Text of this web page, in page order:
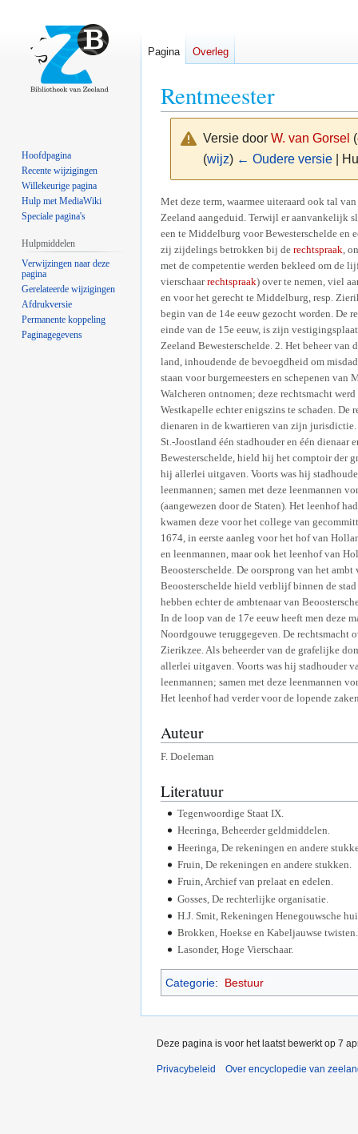
Rentmeester
Versie door W. van Gorsel (
(wijz) ← Oudere versie|
Naar
navigatie
springen
Naar
zoeken
springen
Met deze term, waarmee uiteraard ook tal
Zeeland aangeduid. Terwijl er aanvankelijk
een te Middelburg voor Bewesterschelde en
zij zijdelings betrokken bij de rechtspraak ,
met de competentie werden bekleed om de
vierschaarrechtspraak) over te nemen, viel
en voor het gerecht te Middelburg, resp.
begin van de 14e eeuw gezocht worden. De
einde van de 15e eeuw, is zijn
Zeeland Bewesterschelde. 2. Het beheer
land, inhoudende de bevoegdheid om
staan voor burgemeesters en schepenen
Walcheren ontnomen; deze rechtsmacht
Westkapelle echter enigszins te schaden.
dienaren in de kwartieren van zijn jurisdictie.
St.-Joostland één stadhouder en één
Bewesterschelde, hield hij het comptoir der
hij allerlei uitgaven. Voorts was hij
leenmannen; samen met deze leenmannen
(aangewezen door de Staten). Het leenhof
kwamen deze voor het college van
1674, in eerste aanleg voor het hof van
en leenmannen, maar ook het leenhof van
Beoosterschelde. De oorsprong van het
Beoosterschelde hield verblijf binnen de
hebben echter de ambtenaar van
In de loop van de 17e eeuw heeft men deze
Noordgouwe teruggegeven. De rechtsmacht
Zierikzee. Als beheerder van de grafelijke
allerlei uitgaven. Voorts was hij stadhouder
leenmannen; samen met deze leenmannen
Het leenhof had verder voor de lopende
Auteur
F. Doeleman
Literatuur
Tegenwoordige Staat IX.
Heeringa, Beheerder geldmiddelen.
Heeringa, De rekeningen en andere
Fruin, De rekeningen en andere stukken.
Fruin, Archief van prelaat en edelen.
Gosses, De rechterlijke organisatie.
H.J. Smit, Rekeningen Henegouwsche
Brokken, Hoekse en Kabeljauwse twisten.
Lasonder, Hoge Vierschaar.
Categorie: Bestuur
Pagina Overleg
Hoofdpagina
Recente wijzigingen
Willekeurige pagina
Hulp met MediaWiki
Speciale pagina's
Hulpmiddelen
Verwijzingen naar deze
pagina
Gerelateerde wijzigingen
Afdrukversie
Permanente koppeling
Paginagegevens
Deze pagina is voor het laatst bewerkt op 7
Privacybeleid Over encyclopedie van